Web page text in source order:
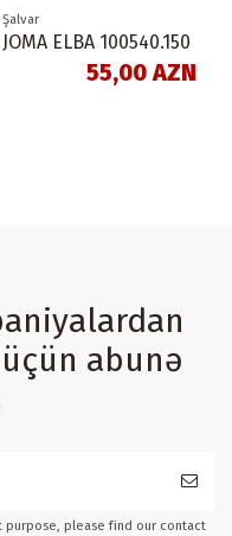
Şalvar
JOMA ELBA 100540.150
55,00 AZN
abunə
purpose, please find our contact